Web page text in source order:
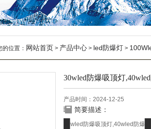
的位置： 网站首页 > 产品中心 > led防爆灯 >
30wled防爆吸顶灯
产品时间：2024-12-25
简要描述：
30wled防爆吸顶灯,40wled防爆